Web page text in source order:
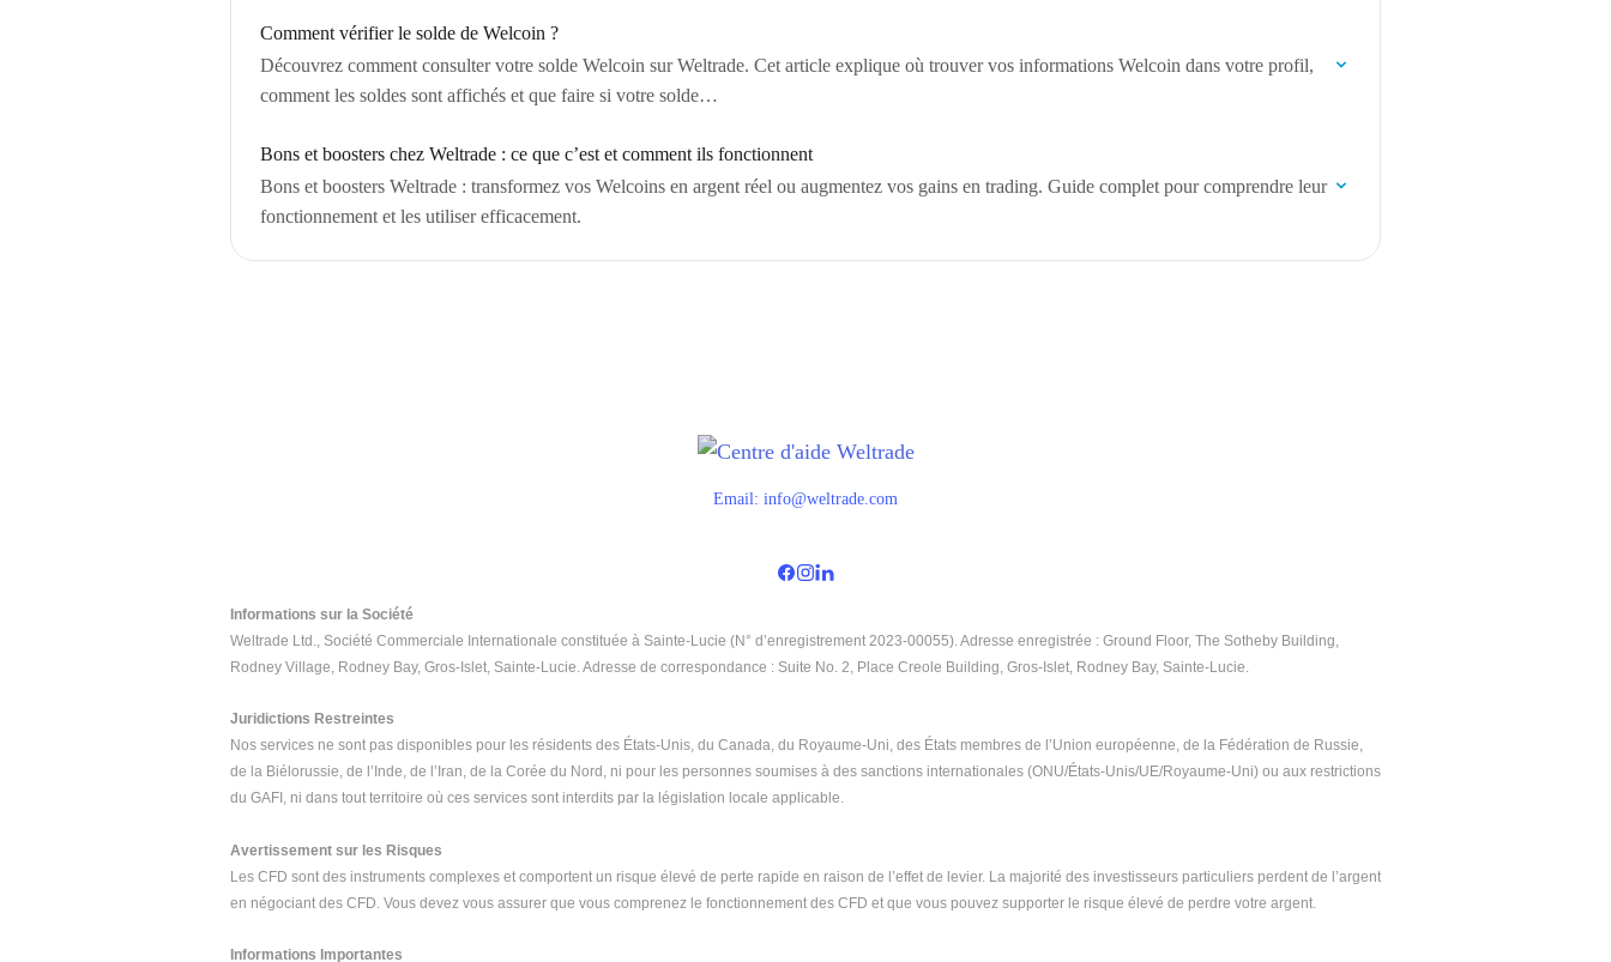
Comment vérifier le solde de Welcoin ?
Découvrez comment consulter votre solde Welcoin sur Weltrade. Cet article explique où trouver vos informations Welcoin dans votre profil,
comment les soldes sont affichés et que faire si votre solde…
Bons et boosters chez Weltrade : ce que c’est et comment ils fonctionnent
Bons et boosters Weltrade : transformez vos Welcoins en argent réel ou augmentez vos gains en trading. Guide complet pour comprendre leur
fonctionnement et les utiliser efficacement.
Email: info@weltrade.com
Informations sur la Société
Weltrade Ltd., Société Commerciale Internationale constituée à Sainte-Lucie (N° d’enregistrement 2023-00055). Adresse enregistrée : Ground Floor, The Sotheby Building,
Rodney Village, Rodney Bay, Gros-Islet, Sainte-Lucie. Adresse de correspondance : Suite No. 2, Place Creole Building, Gros-Islet, Rodney Bay, Sainte-Lucie.
Juridictions Restreintes
Nos services ne sont pas disponibles pour les résidents des États-Unis, du Canada, du Royaume-Uni, des États membres de l’Union européenne, de la Fédération de Russie,
de la Biélorussie, de l’Inde, de l’Iran, de la Corée du Nord, ni pour les personnes soumises à des sanctions internationales (ONU/États-Unis/UE/Royaume-Uni) ou aux restrictions
du GAFI, ni dans tout territoire où ces services sont interdits par la législation locale applicable.
Avertissement sur les Risques
Les CFD sont des instruments complexes et comportent un risque élevé de perte rapide en raison de l’effet de levier. La majorité des investisseurs particuliers perdent de l’argent
en négociant des CFD. Vous devez vous assurer que vous comprenez le fonctionnement des CFD et que vous pouvez supporter le risque élevé de perdre votre argent.
Informations Importantes